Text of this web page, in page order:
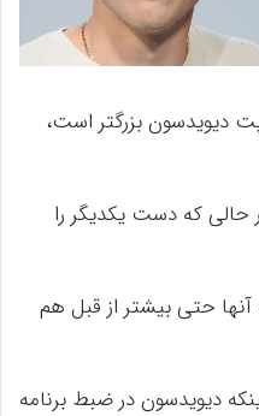
20 سال از پت دیویدسون بزرگتر است،
حالی که دست یکدیگر را
آنها حتی بیشتر از قبل هم
دیویدسون در ضبط برنامه